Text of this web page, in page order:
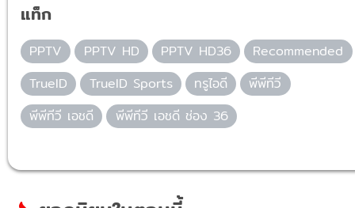
แท็ก
PPTV PPTV HD PPTV HD36
Recommended
TrueID
TrueID Sports ทรูไอดี
พีพีทีวี
พีพีทีวี เอชดี
พีพีทีวี เอชดี ช่อง 36